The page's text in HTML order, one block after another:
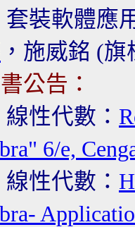
套裝軟體應
，施威銘 (旗
公告：
性代數 ：
6/e,
線性代數 ：